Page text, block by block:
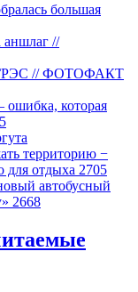
большая
аншлаг //
ГРЭС // ФОТОФАКТ
которая
территорию −
для отдыха 2705
автобусный
2668